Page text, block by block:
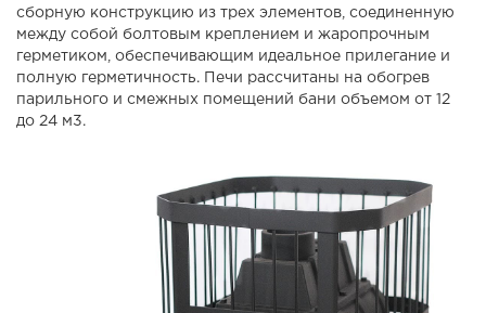
сборную конструкцию из трех элементов, соединенную
между собой болтовым креплением и жаропрочным
герметиком, обеспечивающим идеальное прилегание и
полную герметичность. Печи рассчитаны на обогрев
парильного и смежных помещений бани объемом от 12
до 24 м3.